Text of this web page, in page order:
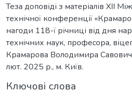
Теза доповіді з матеріалів ХІІ
технічної конференції
нагоди 118-ї річниці від дня
технічних наук, професора,
Крамарова Володимира
лют. 2025 р., м. Київ.
Ключові слова